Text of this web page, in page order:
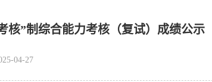
核”制综合能力考核（复试）成绩公示
04-27